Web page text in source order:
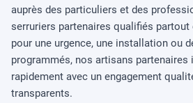
auprès des particuliers et des
serruriers partenaires qualifiés partout
pour une urgence, une installation ou
programmés, nos artisans partenaires
rapidement avec un engagement
transparents.